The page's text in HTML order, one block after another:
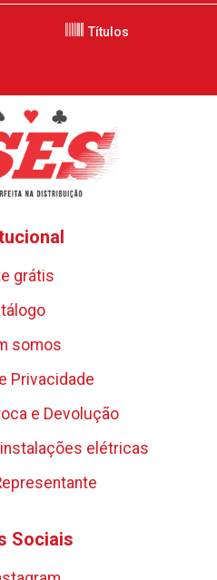
Títulos
grátis
somos
Privacidade
e Devolução
elétricas
Sociais